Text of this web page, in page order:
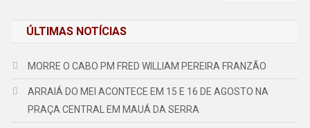
ÚLTIMAS NOTÍCIAS
MORRE O CABO PM FRED WILLIAM PEREIRA FRANZÃO
ARRAIÁ DO MEI ACONTECE EM 15 E 16 DE AGOSTO NA
PRAÇA CENTRAL EM MAUÁ DA SERRA